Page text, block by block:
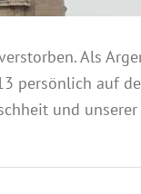
Als
persönlich auf
und